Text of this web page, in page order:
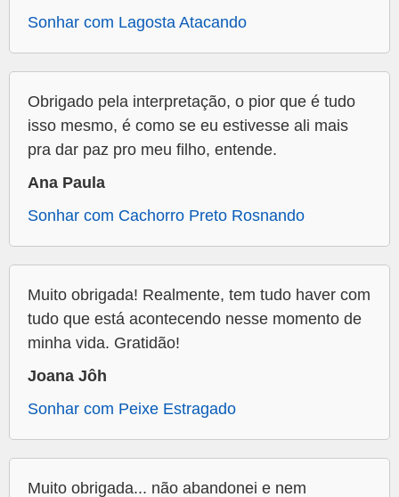
Sonhar com Lagosta Atacando
Obrigado pela interpretação, o pior que é tudo
isso mesmo, é como se eu estivesse ali mais
pra dar paz pro meu filho, entende.
Ana Paula
Sonhar com Cachorro Preto Rosnando
Muito obrigada! Realmente, tem tudo haver com
tudo que está acontecendo nesse momento de
minha vida. Gratidão!
Joana Jôh
Sonhar com Peixe Estragado
Muito obrigada... não abandonei e nem